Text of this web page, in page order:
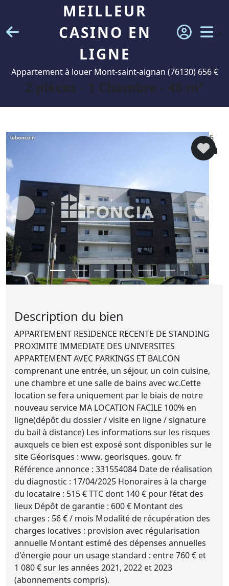
MEILLEUR
CASINO EN
LIGNE
Appartement à louer Mont-saint-aignan (76130) 656 €
2 pièces - 1 Chambre - 46 m²
6
Description du bien
APPARTEMENT RESIDENCE RECENTE DE STANDING
PROXIMITE IMMEDIATE DES UNIVERSITES
APPARTEMENT AVEC PARKINGS ET BALCON
comprenant une entrée, un séjour, un coin cuisine,
une chambre et une salle de bains avec wc.Cette
location se fera uniquement par le biais de notre
nouveau service MA LOCATION FACILE 100% en
ligne(dépôt du dossier / visite en ligne / signature
du bail à distance) Les informations sur les risques
auxquels ce bien est exposé sont disponibles sur le
site Géorisques : www. georisques. gouv. fr
Référence annonce : 331554084 Date de réalisation
du diagnostic : 17/04/2025 Honoraires à la charge
du locataire : 515 € TTC dont 140 € pour l’état des
lieux Dépôt de garantie : 600 € Montant des
charges : 56 € / mois Modalité de récupération des
charges locatives : provision avec régularisation
annuelle Montant estimé des dépenses annuelles
d'énergie pour un usage standard : entre 760 € et
1 080 € sur les années 2021, 2022 et 2023
(abonnements compris).